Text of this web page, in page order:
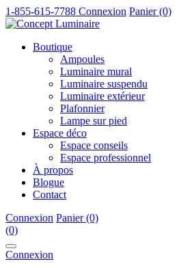
1-855-615-7788 Connexion Panier (0)
Boutique
Ampoules
Luminaire mural
Luminaire suspendu
Luminaire extérieur
Plafonnier
Lampe sur pied
Espace déco
Espace conseils
Espace professionnel
À propos
Blogue
Contact
Connexion Panier (0)
(0)
Connexion